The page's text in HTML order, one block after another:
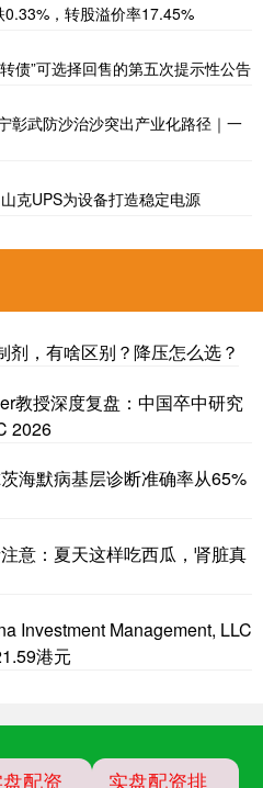
，转股溢价率17.45%
债”可选择回售的第五次提示性公告
彰武防沙治沙突出产业化路径｜一
克UPS为设备打造稳定电源
，有啥区别？降压怎么选？
教授深度复盘：中国卒中研究
2026
海默病基层诊断准确率从65%
意：夏天这样吃西瓜，肾脏真
Investment Management, LLC
港元
配资 实盘配资排